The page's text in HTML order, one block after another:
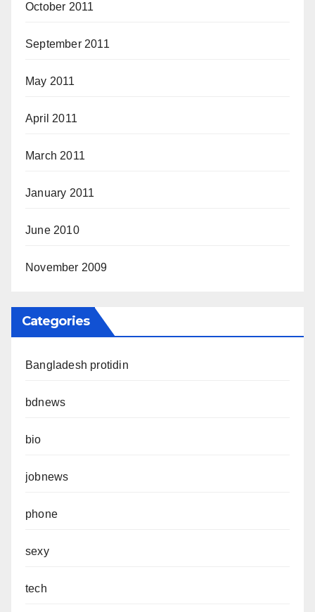
October 2011
September 2011
May 2011
April 2011
March 2011
January 2011
June 2010
November 2009
Categories
Bangladesh protidin
bdnews
bio
jobnews
phone
sexy
tech